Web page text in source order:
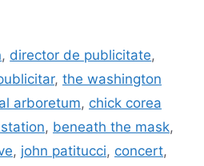
, director de publicitate,
, the washington
arboretum, chick corea
, beneath the mask,
, john patitucci, concert,